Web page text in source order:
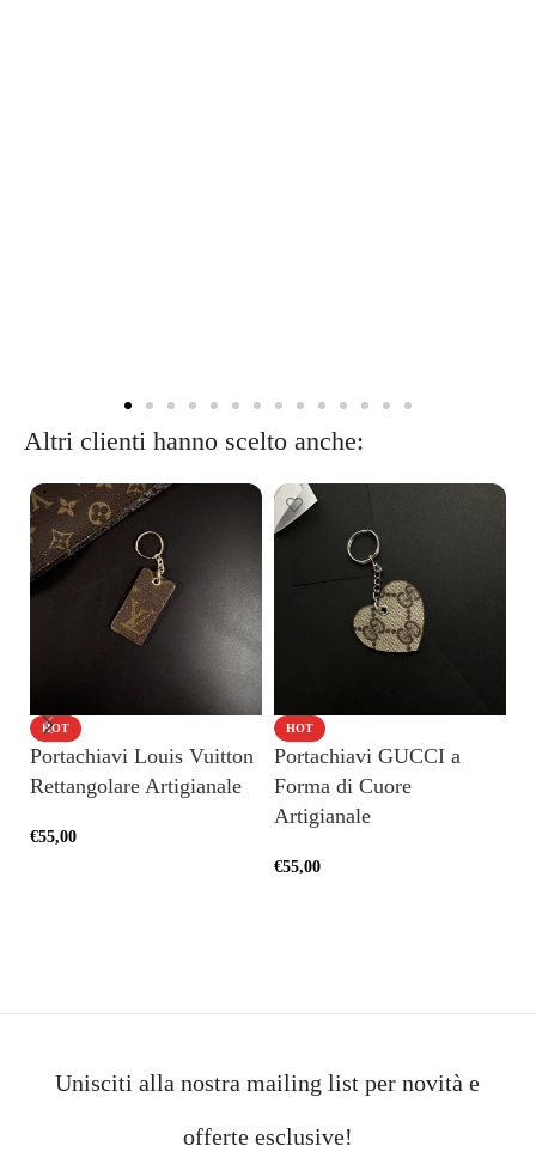
Altri clienti hanno scelto anche:
HOT
Portachiavi Louis Vuitton
Rettangolare Artigianale
€55,00
HOT
Portachiavi GUCCI a
Forma di Cuore
Artigianale
€55,00
Unisciti alla nostra mailing list per novità e
offerte esclusive!